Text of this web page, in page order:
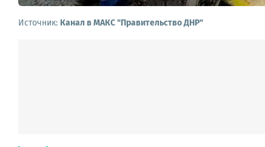
Источник: Канал в МАКС "Правительство ДНР"